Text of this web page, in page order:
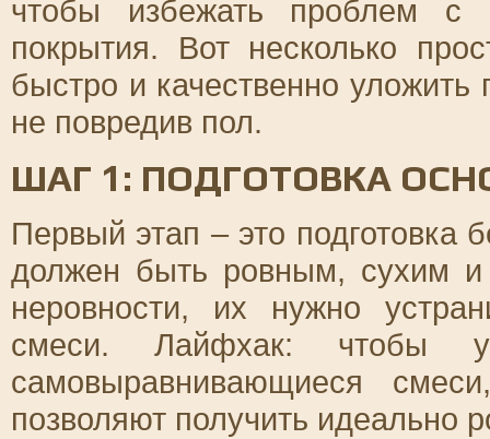
чтобы избежать проблем с
покрытия. Вот несколько
быстро и качественно уложить
не повредив пол.
ШАГ 1: ПОДГОТОВКА
Первый этап – это подготовка
должен быть ровным, сухим и
неровности, их нужно
смеси. Лайфхак: чтобы
самовыравнивающиеся
позволяют получить идеально